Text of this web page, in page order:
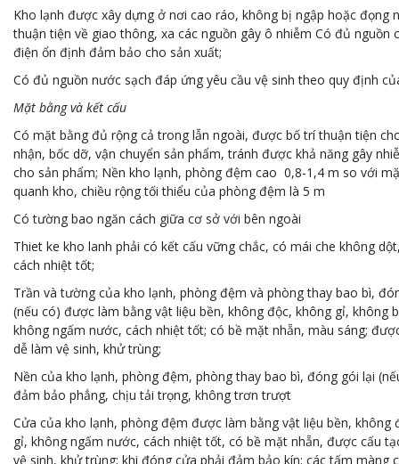
Kho lạnh được xây dựng ở nơi cao ráo, không bị ngập hoặc đọng
thuận tiện về giao thông, xa các nguồn gây ô nhiễm Có đủ nguồn
điện ổn định đảm bảo cho sản xuất;
Có đủ nguồn nước sạch đáp ứng yêu cầu vệ sinh theo quy định
Mặt bằng và kết cấu
Có mặt bằng đủ rộng cả trong lẫn ngoài, được bố trí thuận tiện
nhận, bốc dỡ, vận chuyển sản phẩm, tránh được khả năng gây
cho sản phẩm; Nền kho lạnh, phòng đệm cao 0,8-1,4 m so với
quanh kho, chiều rộng tối thiểu của phòng đệm là 5 m
Có tường bao ngăn cách giữa cơ sở với bên ngoài
Thiet ke kho lanh phải có kết cấu vững chắc, có mái che không
cách nhiệt tốt;
Trần và tường của kho lạnh, phòng đệm và phòng thay bao bì,
(nếu có) được làm bằng vật liệu bền, không độc, không gỉ, không
không ngấm nước, cách nhiệt tốt; có bề mặt nhẵn, màu sáng;
dễ làm vệ sinh, khử trùng;
Nền của kho lạnh, phòng đệm, phòng thay bao bì, đóng gói lại
đảm bảo phẳng, chịu tải trọng, không trơn trượt
Cửa của kho lạnh, phòng đệm được làm bằng vật liệu bền, không
gỉ, không ngấm nước, cách nhiệt tốt, có bề mặt nhẵn, được cấu
vệ sinh, khử trùng; khi đóng cửa phải đảm bảo kín; các tấm màng